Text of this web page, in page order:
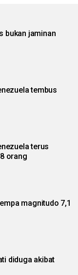
bukan jaminan
tembus
terus
orang
magnitudo 7,1
diduga akibat